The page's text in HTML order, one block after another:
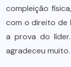
compleição
com o direito de
a prova do
agradeceu muito.